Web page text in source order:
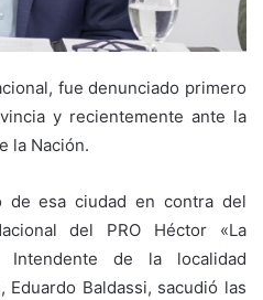
fue denunciado primero
y recientemente ante la
la Nación.
de esa ciudad en contra del
del PRO Héctor «La
Intendente de la localidad
Baldassi, sacudió las